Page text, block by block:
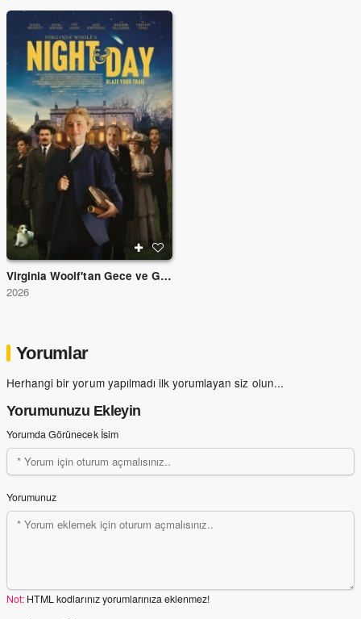
Virginia Woolf'tan Gece ve Gündüz
2026
Yorumlar
Herhangi bir yorum yapılmadı ilk yorumlayan siz olun...
Yorumunuzu Ekleyin
Yorumda Görünecek İsim
Yorumunuz
Not: HTML kodlarınız yorumlarınıza eklenmez!